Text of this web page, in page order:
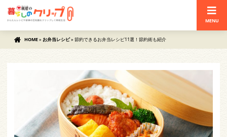
MENU
HOME» お弁当レシピ» 節約できるお弁当レシピ11選！節約術も紹介